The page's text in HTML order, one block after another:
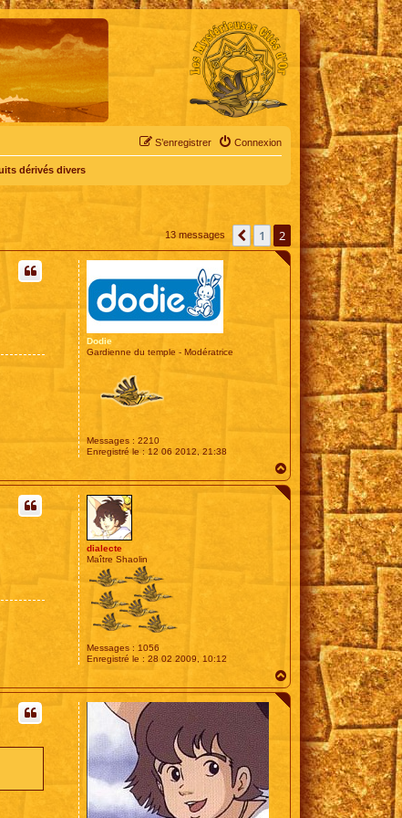
Connexion
S’enregistrer
dérivés divers
13 messages Précédente
1 2
Dodie
Gardienne du temple - Modératrice
Messages : 2210
Enregistré le : 12 06 2012, 21:38
a
u
dialecte
Maître Shaolin
Messages : 1056
Enregistré le : 28 02 2009, 10:12
a
u